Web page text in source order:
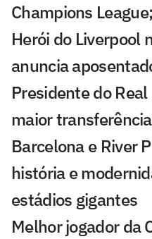
Champions
Herói do Liverpool
anuncia
Presidente do
maior
Barcelona e River
história e
estádios gigantes
Melhor jogador da